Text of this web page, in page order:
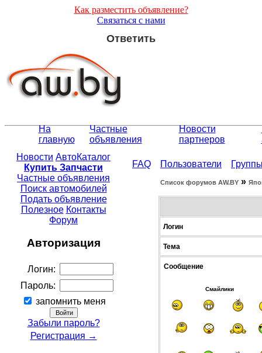
Как разместить объявление?
Связаться с нами
Ответить
На
главную
Частные
объявления
Новости
партнеров
Новости АвтоКаталог
Купить Запчасти
Частные объявления
Поиск автомобилей
Подать объявление
Полезное Контакты
Форум
Авторизация
Логин:
Пароль:
запомнить меня
Забыли пароль?
Регистрация →
FAQ Пользователи
Список форумов АW.BY »
Логин
Тема
Сообщение
Смайлики